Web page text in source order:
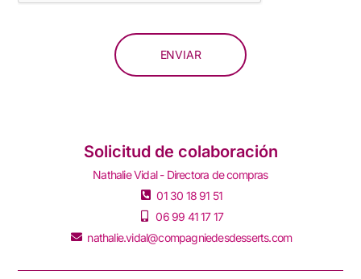
Solicitud de colaboración
Nathalie Vidal - Directora de compras
01 30 18 91 51
06 99 41 17 17
nathalie.vidal@compagniedesdesserts.com
ENVIAR